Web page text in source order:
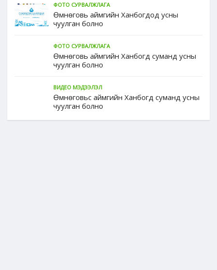
ФОТО СУРВАЛЖЛАГА
Өмнөговь аймгийн Ханбогдод усны
чуулган болно
ФОТО СУРВАЛЖЛАГА
Өмнөговь аймгийн Ханбогд суманд усны
чуулган болно
ВИДЕО МЭДЭЭЛЭЛ
Өмнөговьс аймгийн Ханбогд суманд усны
чуулган болно